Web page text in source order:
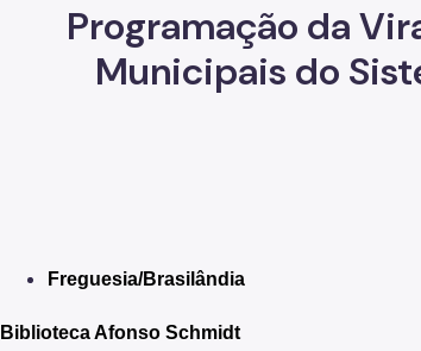
Programação da
Municipais do
Freguesia/Brasilândia
Biblioteca Afonso Schmidt